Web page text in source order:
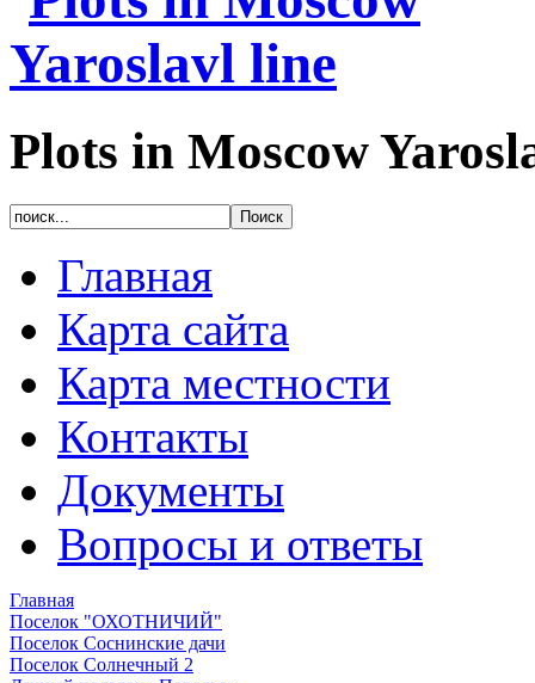
Plots in Moscow
Главная
Карта сайта
Карта местности
Контакты
Документы
Вопросы и ответы
Главная
Поселок "ОХОТНИЧИЙ"
Поселок Соснинские дачи
Поселок Солнечный 2